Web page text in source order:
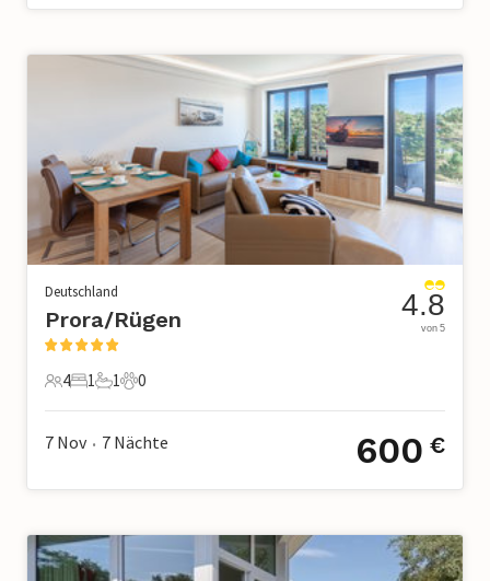
Deutschland
Prora/Rügen
4 Gäste
4
1 Schlafzimmer
1
1 Badezimmer
1
0 Haustiere
0
4.8
von 5
7 Nov • 7 Nächte 600 €